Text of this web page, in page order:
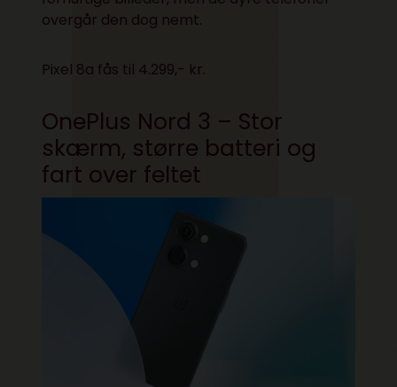
overgår den dog nemt.
Pixel 8a fås til 4.299,- kr.
OnePlus Nord 3 – Stor
skærm, større batteri og
fart over feltet